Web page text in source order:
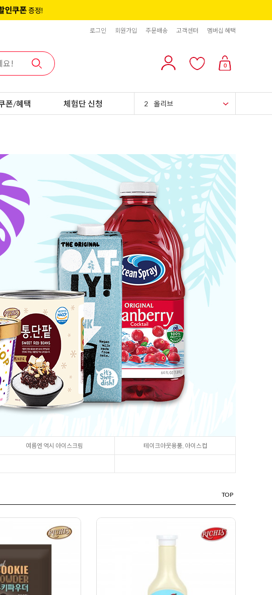
로그인 회원가입 주문배송 고객센터 멤버십 혜택
0
폰/혜택 체험단 신청
리치스 올리브
2 올리브
5 파인애플
6 슈가시럽
7 팥
크림치즈
9 쿠키파우더
10 리치스 올리브
1 그래놀라
여름엔 역시 아이스크림 테이크아웃용품, 아이스컵
TOP